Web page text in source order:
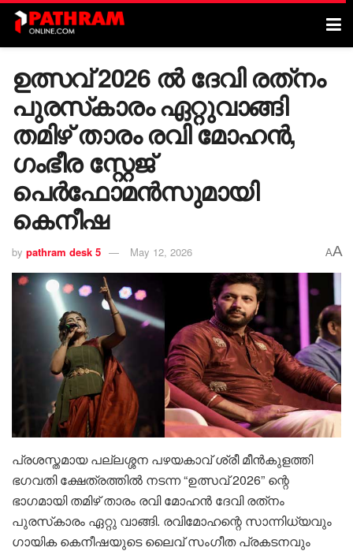
ഉത്സവ് 2026 ൽ ദേവി രത്‌നം
പുരസ്‌കാരം ഏറ്റുവാങ്ങി
തമിഴ് താരം രവി മോഹൻ,
ഗംഭീര സ്റ്റേജ്
പെർഫോമൻസുമായി
കെനീഷ
by pathram desk 5 May 12, 2026 AA
പ്രശസ്തമായ പല്ലശ്ശന പഴയകാവ് ശ്രീ മീൻകുളത്തി
ഭഗവതി ക്ഷേത്രത്തിൽ നടന്ന “ഉത്സവ് 2026” ന്റെ
ഭാഗമായി തമിഴ് താരം രവി മോഹൻ ദേവി രത്‌നം
പുരസ്‌കാരം ഏറ്റു വാങ്ങി. രവിമോഹന്റെ സാന്നിധ്യവും
ഗായിക കെനീഷയുടെ ലൈവ് സംഗീത പ്രകടനവും